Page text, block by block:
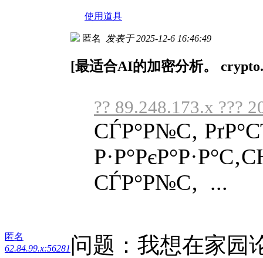
使用道具
匿名
62.84.99.x:56281
匿名 发表于 2025-12-6 16:46:49
[最适合AI的加密分析。
?? 89.248.173.x ???
СЃР°Р№С‚
СЃР°Р№С‚ ...
问题：我想在家园